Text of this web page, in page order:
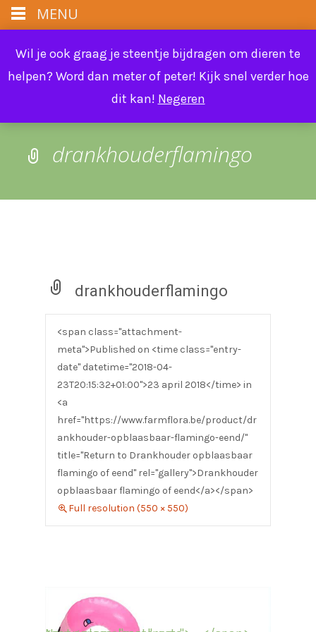
Wil je ook graag je steentje bijdragen om dieren te
helpen? Word dan meter of peter! Kijk snel verder hoe
dit kan! Negeren
drankhouderflamingo
drankhouderflamingo
<span class="attachment-
meta">Published on <time class="entry-
date" datetime="2018-04-
23T20:15:32+01:00">23 april 2018</time> in
<a
href="https://www.farmflora.be/product/dr
ankhouder-opblaasbaar-flamingo-eend/"
title="Return to Drankhouder opblaasbaar
flamingo of eend" rel="gallery">Drankhouder
opblaasbaar flamingo of eend</a></span>
Full resolution (550 × 550)
MENU